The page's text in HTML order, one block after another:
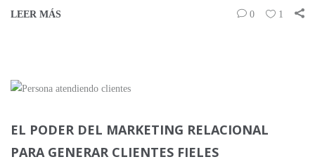
LEER MÁS 0 1
EL PODER DEL MARKETING RELACIONAL
PARA GENERAR CLIENTES FIELES